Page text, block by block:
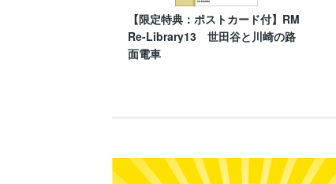
【限定特典：ポストカード付】RM
Re-Library13 世田谷と川崎の路
面電車